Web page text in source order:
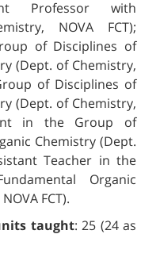
Professor with
NOVA FCT);
of Disciplines of
(Dept. of Chemistry,
of Disciplines of
(Dept. of Chemistry,
in the Group of
Chemistry (Dept.
Teacher in the
Organic
FCT).
taught: 25 (24 as